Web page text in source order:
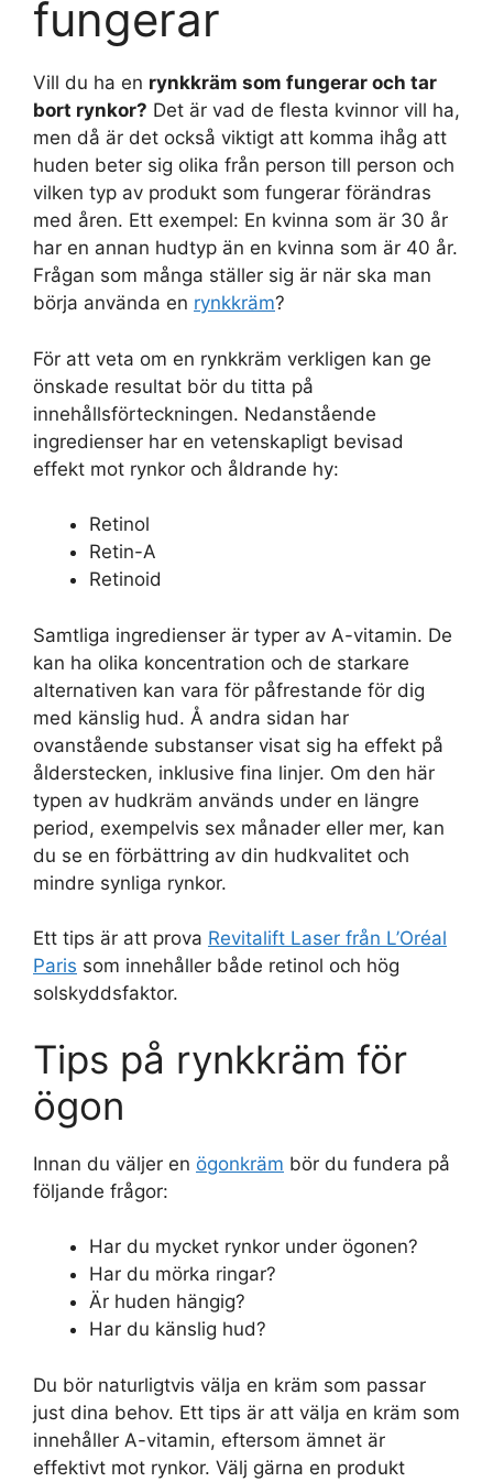
fungerar
Vill du ha en rynkkräm som fungerar och tar
bort rynkor? Det är vad de flesta kvinnor vill ha,
men då är det också viktigt att komma ihåg att
huden beter sig olika från person till person och
vilken typ av produkt som fungerar förändras
med åren. Ett exempel: En kvinna som är 30 år
har en annan hudtyp än en kvinna som är 40 år.
Frågan som många ställer sig är när ska man
börja använda en rynkkräm?
För att veta om en rynkkräm verkligen kan ge
önskade resultat bör du titta på
innehållsförteckningen. Nedanstående
ingredienser har en vetenskapligt bevisad
effekt mot rynkor och åldrande hy:
Retinol
Retin-A
Retinoid
Samtliga ingredienser är typer av A-vitamin. De
kan ha olika koncentration och de starkare
alternativen kan vara för påfrestande för dig
med känslig hud. Å andra sidan har
ovanstående substanser visat sig ha effekt på
ålderstecken, inklusive fina linjer. Om den här
typen av hudkräm används under en längre
period, exempelvis sex månader eller mer, kan
du se en förbättring av din hudkvalitet och
mindre synliga rynkor.
Ett tips är att prova Revitalift Laser från L’Oréal
Paris som innehåller både retinol och hög
solskyddsfaktor.
Tips på rynkkräm för
ögon
Innan du väljer en ögonkräm bör du fundera på
följande frågor:
Har du mycket rynkor under ögonen?
Har du mörka ringar?
Är huden hängig?
Har du känslig hud?
Du bör naturligtvis välja en kräm som passar
just dina behov. Ett tips är att välja en kräm som
innehåller A-vitamin, eftersom ämnet är
effektivt mot rynkor. Välj gärna en produkt